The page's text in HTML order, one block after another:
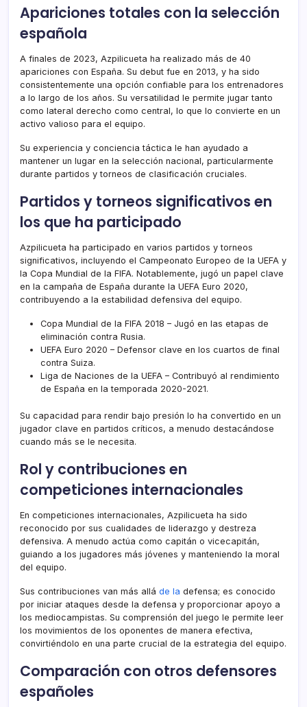
Apariciones totales con la selección
española
A finales de 2023, Azpilicueta ha realizado más de 40
apariciones con España. Su debut fue en 2013, y ha sido
consistentemente una opción confiable para los entrenadores
a lo largo de los años. Su versatilidad le permite jugar tanto
como lateral derecho como central, lo que lo convierte en un
activo valioso para el equipo.
Su experiencia y conciencia táctica le han ayudado a
mantener un lugar en la selección nacional, particularmente
durante partidos y torneos de clasificación cruciales.
Partidos y torneos significativos en
los que ha participado
Azpilicueta ha participado en varios partidos y torneos
significativos, incluyendo el Campeonato Europeo de la UEFA y
la Copa Mundial de la FIFA. Notablemente, jugó un papel clave
en la campaña de España durante la UEFA Euro 2020,
contribuyendo a la estabilidad defensiva del equipo.
Copa Mundial de la FIFA 2018 – Jugó en las etapas de
eliminación contra Rusia.
UEFA Euro 2020 – Defensor clave en los cuartos de final
contra Suiza.
Liga de Naciones de la UEFA – Contribuyó al rendimiento
de España en la temporada 2020-2021.
Su capacidad para rendir bajo presión lo ha convertido en un
jugador clave en partidos críticos, a menudo destacándose
cuando más se le necesita.
Rol y contribuciones en
competiciones internacionales
En competiciones internacionales, Azpilicueta ha sido
reconocido por sus cualidades de liderazgo y destreza
defensiva. A menudo actúa como capitán o vicecapitán,
guiando a los jugadores más jóvenes y manteniendo la moral
del equipo.
Sus contribuciones van más allá de la defensa; es conocido
por iniciar ataques desde la defensa y proporcionar apoyo a
los mediocampistas. Su comprensión del juego le permite leer
los movimientos de los oponentes de manera efectiva,
convirtiéndolo en una parte crucial de la estrategia del equipo.
Comparación con otros defensores
españoles